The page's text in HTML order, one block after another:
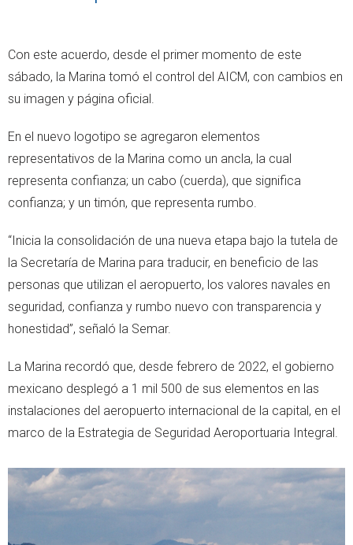
Con este acuerdo, desde el primer momento de este
sábado, la Marina tomó el control del AICM, con cambios en
su imagen y página oficial.
En el nuevo logotipo se agregaron elementos
representativos de la Marina como un ancla, la cual
representa confianza; un cabo (cuerda), que significa
confianza; y un timón, que representa rumbo.
“Inicia la consolidación de una nueva etapa bajo la tutela de
la Secretaría de Marina para traducir, en beneficio de las
personas que utilizan el aeropuerto, los valores navales en
seguridad, confianza y rumbo nuevo con transparencia y
honestidad”, señaló la Semar.
La Marina recordó que, desde febrero de 2022, el gobierno
mexicano desplegó a 1 mil 500 de sus elementos en las
instalaciones del aeropuerto internacional de la capital, en el
marco de la Estrategia de Seguridad Aeroportuaria Integral.